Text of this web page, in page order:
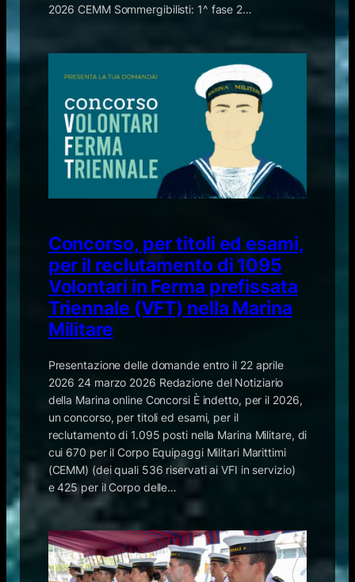
2026​ CEMM Sommergibilisti: 1^ fase 2…
Concorso, per titoli ed esami,
per il reclutamento di 1095
Volontari in Ferma prefissata
Triennale (VFT) nella Marina
Militare
Presentazione delle domande entro il 22 aprile
2026 24 marzo 2026 Redazione del Notiziario
della Marina online Concorsi ​È indetto, per il 2026,
un concorso, per titoli ed esami, per il
reclutamento di 1.095 posti nella Marina Militare, di
cui 670 per il Corpo Equipaggi Militari Marittimi
(CEMM) (dei quali 536 riservati ai VFI in servizio)
e 425 per il Corpo delle…